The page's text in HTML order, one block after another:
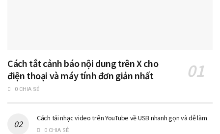
Cách tắt cảnh báo nội dung trên X cho
điện thoại và máy tính đơn giản nhất
0 CHIA SẺ
Cách tải nhạc video trên YouTube về USB nhanh gọn và dễ làm
0 CHIA SẺ